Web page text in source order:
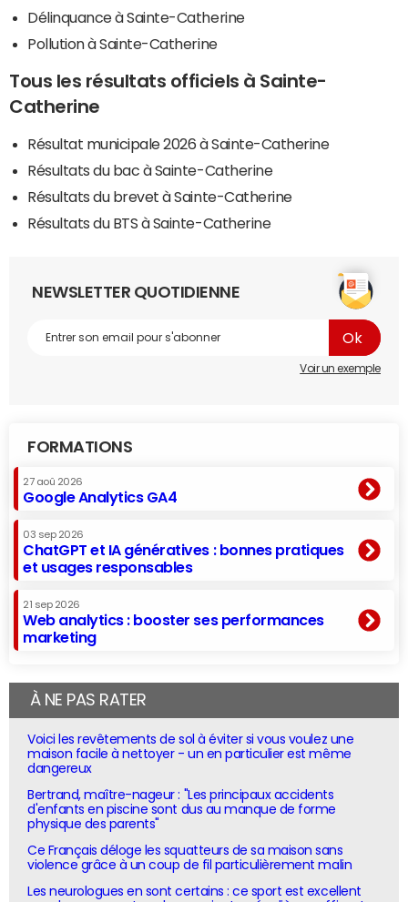
Délinquance à Sainte-Catherine
Pollution à Sainte-Catherine
Tous les résultats officiels à Sainte-
Catherine
Résultat municipale 2026 à Sainte-Catherine
Résultats du bac à Sainte-Catherine
Résultats du brevet à Sainte-Catherine
Résultats du BTS à Sainte-Catherine
NEWSLETTER QUOTIDIENNE
Voir un exemple
FORMATIONS
27 aoû 2026
Google Analytics GA4
03 sep 2026
ChatGPT et IA génératives : bonnes pratiques
et usages responsables
21 sep 2026
Web analytics : booster ses performances
marketing
À NE PAS RATER
Voici les revêtements de sol à éviter si vous voulez une
maison facile à nettoyer - un en particulier est même
dangereux
Bertrand, maître-nageur : "Les principaux accidents
d'enfants en piscine sont dus au manque de forme
physique des parents"
Ce Français déloge les squatteurs de sa maison sans
violence grâce à un coup de fil particulièrement malin
Les neurologues en sont certains : ce sport est excellent